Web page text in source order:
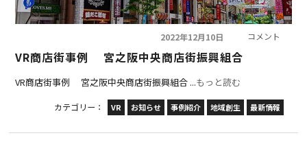
VR商店街事例 宮之阪中央商店街振興組合
2022年12月10日 コメント
VR商店街事例 宮之阪中央商店街振興組合 ...もっと読む
カテゴリー： VR お知らせ 事例紹介 地域創生 最新情報